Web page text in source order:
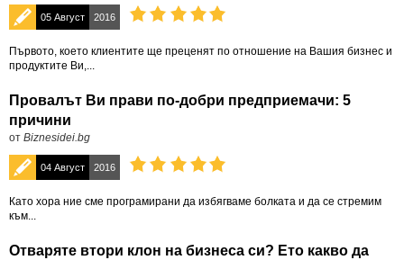
05 Август 2016
Първото, което клиентите ще преценят по отношение на Вашия бизнес и
продуктите Ви,...
Провалът Ви прави по-добри предприемачи: 5
причини
от Biznesidei.bg
04 Август 2016
Като хора ние сме програмирани да избягваме болката и да се стремим
към...
Отваряте втори клон на бизнеса си? Ето какво да